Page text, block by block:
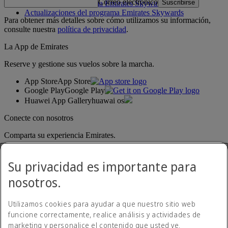
Normativa del programa Emirates Skywards
Actualizaciones del programa Emirates Skywards
Correo electrónico Suscribirse
Para obtener más detalles sobre cómo utilizamos su información,
consulte nuestra política de privacidad.
La App de Emirates
Reserve y gestione sus vuelos sobre la marcha.
App StoreApp Store
Google PlayGoogle Play
Huawei App Galleryhuawai os
Conecte con nosotros
Comparta su experiencia Emirates.
Su privacidad es importante para
nosotros.
Utilizamos cookies para ayudar a que nuestro sitio web
funcione correctamente, realice análisis y actividades de
marketing y personalice el contenido que usted ve.